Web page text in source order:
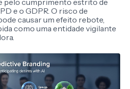
e o GDPR. O risco de
causar um efeito rebote,
como uma entidade vigilante